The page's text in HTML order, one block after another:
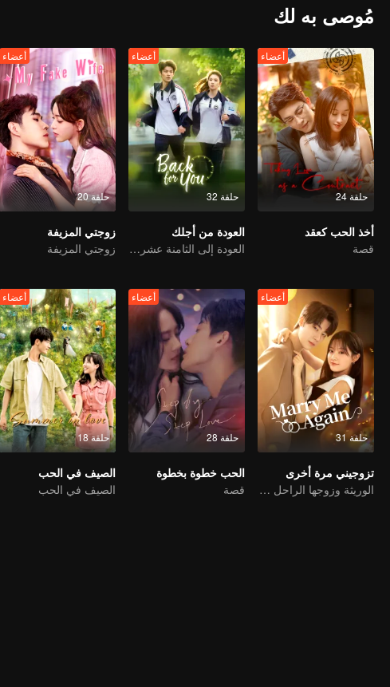
مُوصى به لك
حلقة 24
أعضاء
أخذ الحب كعقد
قصة
حلقة 32
أعضاء
العودة من أجلك
العودة إلى الثامنة عشر، لإنقاذ ضوء قمره الأبيض
حلقة 20
أعضاء
زوجتي المزيفة
زوجتي المزيفة
حلقة 31
أعضاء
تزوجيني مرة أخرى
الوريثة وزوجها الراحل المزدوج
حلقة 28
أعضاء
الحب خطوة بخطوة
قصة
حلقة 18
أعضاء
الصيف في الحب
الصيف في الحب